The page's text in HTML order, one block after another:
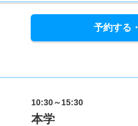
予約する
10:30～15:30
本学